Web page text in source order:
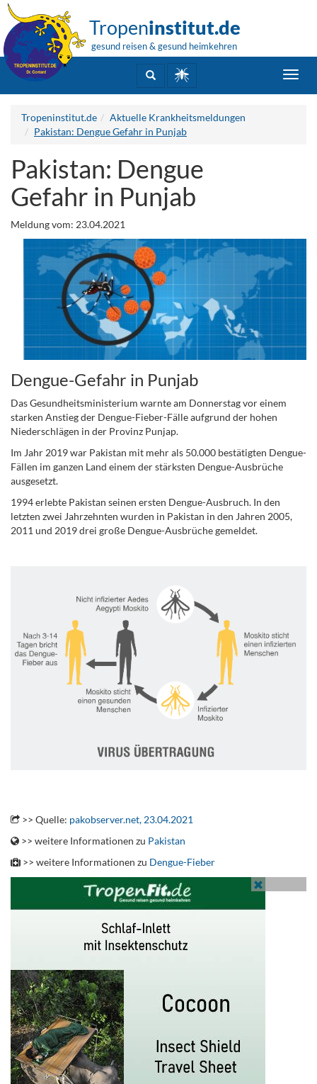
Tropeninstitut.de
gesund reisen & gesund heimkehren
Tropeninstitut.de
Aktuelle Krankheitsmeldungen
Pakistan: Dengue Gefahr in Punjab
Pakistan: Dengue
Gefahr in Punjab
Meldung vom: 23.04.2021
Dengue-Gefahr in Punjab
Das Gesundheitsministerium warnte am Donnerstag vor einem
starken Anstieg der Dengue-Fieber-Fälle aufgrund der hohen
Niederschlägen in der Provinz Punjap.
Im Jahr 2019 war Pakistan mit mehr als 50.000 bestätigten Dengue-
Fällen im ganzen Land einem der stärksten Dengue-Ausbrüche
ausgesetzt.
1994 erlebte Pakistan seinen ersten Dengue-Ausbruch. In den
letzten zwei Jahrzehnten wurden in Pakistan in den Jahren 2005,
2011 und 2019 drei große Dengue-Ausbrüche gemeldet.
>> Quelle: pakobserver.net, 23.04.2021
>> weitere Informationen zu Pakistan
>> weitere Informationen zu Dengue-Fieber